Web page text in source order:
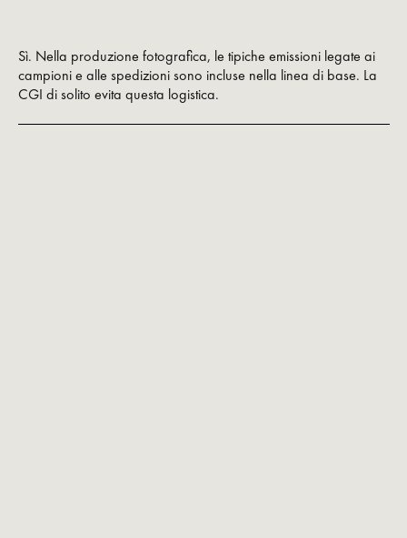
Sì. Nella produzione fotografica, le tipiche emissioni legate ai
campioni e alle spedizioni sono incluse nella linea di base. La
CGI di solito evita questa logistica.